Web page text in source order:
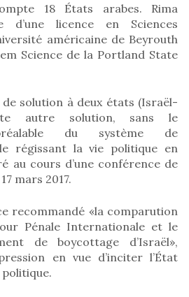
compte 18 États arabes. Rima
d’une licence en Sciences
américaine de Beyrouth
Science de la Portland State
solution à deux états (Israël-
autre solution, sans le
du système de
régissant la vie politique en
au cours d’une conférence de
mars 2017.
recommandé «la comparution
Pénale Internationale et le
de boycottage d’Israël»,
en vue d’inciter l’État